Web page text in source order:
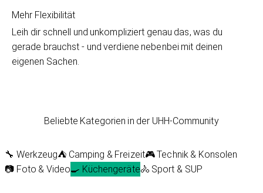
Mehr Flexibilität
Leih dir schnell und unkompliziert genau das, was du
gerade brauchst - und verdiene nebenbei mit deinen
eigenen Sachen.
Beliebte Kategorien in der UHH-Community
🔧 Werkzeug⛺ Camping & Freizeit🎮 Technik & Konsolen
📷 Foto & Video🍳 Küchengeräte🚴 Sport & SUP